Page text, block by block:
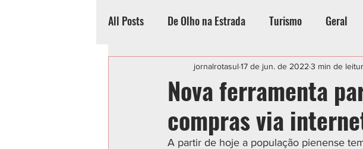
All Posts De Olho na Estrada Turismo Geral
Categoria sem título POLICIAL ESPORTE
Nova ferramenta
compras via
jornalrotasul 17 de jun. de 2022 3 min de
A partir de hoje a população pienense